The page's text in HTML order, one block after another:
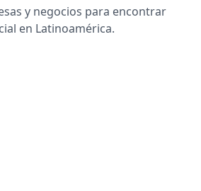
y negocios para encontrar
en Latinoamérica.